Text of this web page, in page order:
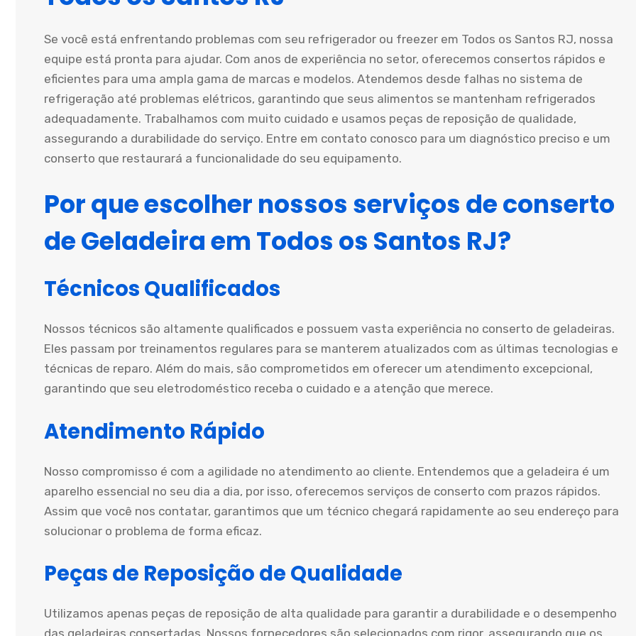
Se você está enfrentando problemas com seu refrigerador ou freezer em Todos os Santos RJ, nossa
equipe está pronta para ajudar. Com anos de experiência no setor, oferecemos consertos rápidos e
eficientes para uma ampla gama de marcas e modelos. Atendemos desde falhas no sistema de
refrigeração até problemas elétricos, garantindo que seus alimentos se mantenham refrigerados
adequadamente. Trabalhamos com muito cuidado e usamos peças de reposição de qualidade,
assegurando a durabilidade do serviço. Entre em contato conosco para um diagnóstico preciso e um
conserto que restaurará a funcionalidade do seu equipamento.
Por que escolher nossos serviços de conserto
de Geladeira em Todos os Santos RJ?
Técnicos Qualificados
Nossos técnicos são altamente qualificados e possuem vasta experiência no conserto de geladeiras.
Eles passam por treinamentos regulares para se manterem atualizados com as últimas tecnologias e
técnicas de reparo. Além do mais, são comprometidos em oferecer um atendimento excepcional,
garantindo que seu eletrodoméstico receba o cuidado e a atenção que merece.
Atendimento Rápido
Nosso compromisso é com a agilidade no atendimento ao cliente. Entendemos que a geladeira é um
aparelho essencial no seu dia a dia, por isso, oferecemos serviços de conserto com prazos rápidos.
Assim que você nos contatar, garantimos que um técnico chegará rapidamente ao seu endereço para
solucionar o problema de forma eficaz.
Peças de Reposição de Qualidade
Utilizamos apenas peças de reposição de alta qualidade para garantir a durabilidade e o desempenho
das geladeiras consertadas. Nossos fornecedores são selecionados com rigor, assegurando que os